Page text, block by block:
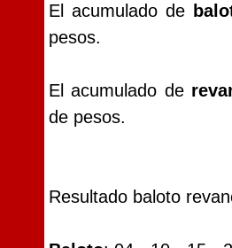
El acumulado de
pesos.
El acumulado de
de pesos.
Resultado baloto